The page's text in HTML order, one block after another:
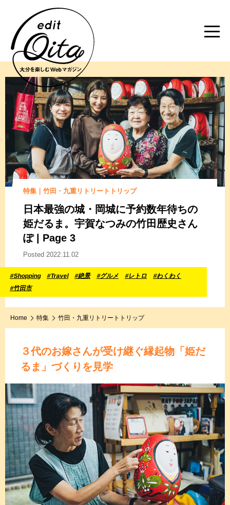
特集｜竹田・九重リトリートトリップ
日本最強の城・岡城に予約数年待ちの
姫だるま。 宇賀なつみの竹田歴史さん
ぽ | Page 3
Posted 2022.11.02
#Shopping #Travel #絶景 #グルメ #レトロ
#わくわく
#竹田市
Home 特集 竹田・九重リトリートトリップ
３代のお嫁さんが受け継ぐ縁起物「姫だ
るま」づくりを見学